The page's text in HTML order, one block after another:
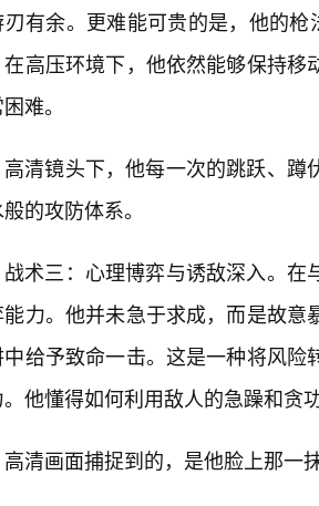
有余。更难能可贵的是，他的
在高压环境下，他依然能够保持
难。
高清镜头下，他每一次的跳跃、
的攻防体系。
战术三：心理博弈与诱敌深入。
力。他并未急于求成，而是故
中给予致命一击。这是一种将风
他懂得如何利用敌人的急躁和贪
高清画面捕捉到的，是他脸上那一